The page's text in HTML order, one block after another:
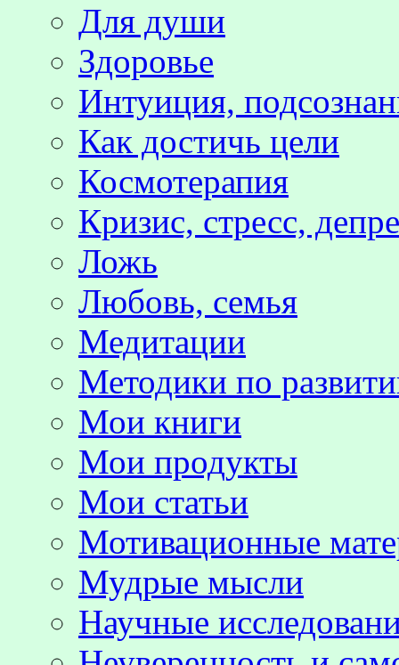
Для души
Здоровье
Интуиция,
Как достичь цели
Космотерапия
Кризис, стресс,
Ложь
Любовь, семья
Медитации
Методики по
Мои книги
Мои продукты
Мои статьи
Мотивационные
Мудрые мысли
Научные